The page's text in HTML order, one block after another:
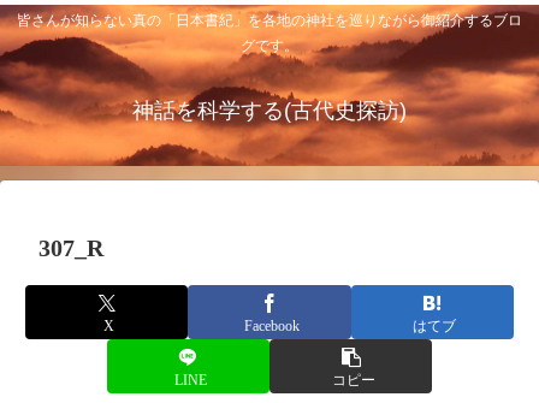
皆さんが知らない真の「日本書紀」を各地の神社を巡りながら御紹介するブロ
グです。
神話を科学する(古代史探訪)
307_R
X Facebook はてブ
LINE コピー